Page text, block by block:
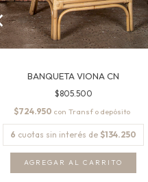
BANQUETA VIONA CN
$805.500
$724.950 con
6 cuotas sin interés de $134.250